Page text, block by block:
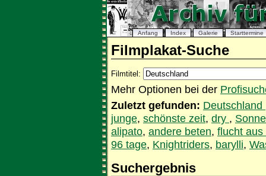
Anfang Index Galerie Starttermine
Filmplakat-Suche
Filmtitel:
Mehr Optionen bei der
Zuletzt gefunden: Deutschland
junge, schönste zeit, dry ,
alipato, andere beten, flucht aus
96 tage, Knightriders, barylli,
Suchergebnis